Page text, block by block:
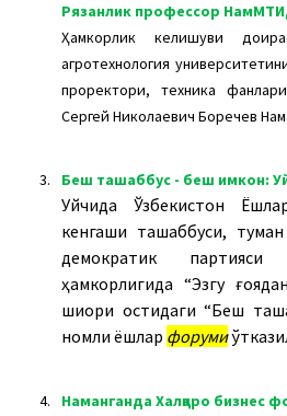
Рязанлик профессор
Ҳамкорлик келишуви
агротехнология
проректори, техника
Сергей Николаевич Боречев
3. Беш ташаббус - беш имкон:
Уйчида Ўзбекистон
кенгаши ташаббуси,
демократик
ҳамкорлигида “Эзгу
шиори остидаги “Беш
номли ёшлар форуми
4.
Наманганда Халқаро бизнес